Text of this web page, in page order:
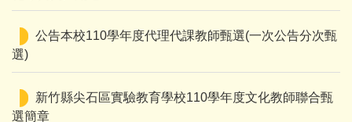
公告本校110學年度代理代課教師甄選(一次公告分次甄
選)
新竹縣尖石區實驗教育學校110學年度文化教師聯合甄
選簡章